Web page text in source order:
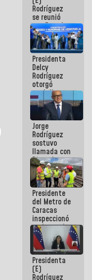
Rodríguez
se reunió
con Estado
Mayor
Eléctrico
para
abordar
planes de
acción
Presidenta
Delcy
Rodríguez
otorgó
medalla
"Héroe de
Venezuela"
a servidores
públicos
Jorge
Rodríguez
sostuvo
llamada con
Dinorah
Figuera y
acuerdan
primer
encuentro
presencial
para el
diálogo
Presidente
del Metro de
Caracas
inspeccionó
trabajos de
rehabilitación
y
modernización
de la vía
férrea
Presidenta
(E)
Rodríguez